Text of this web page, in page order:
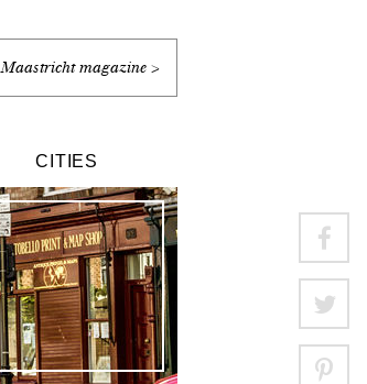
Maastricht magazine >
CITIES